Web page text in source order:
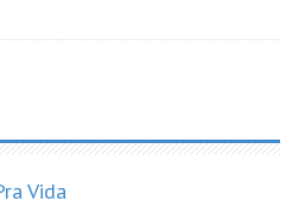
Vida